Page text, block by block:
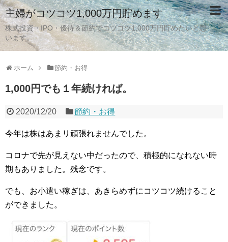
主婦がコツコツ1,000万円貯めます
株式投資・IPO・優待＆節約でコツコツ1,000万円貯めたいと思
います。
ホーム 節約・お得
1,000円でも１年続ければ。
2020/12/20 節約・お得
今年は株はあまリ頑張れませんでした。
コロナで先が見えない中だったので、積極的になれない時
期もありました。残念です。
でも、お小遣い稼ぎは、あきらめずにコツコツ続けること
ができました。